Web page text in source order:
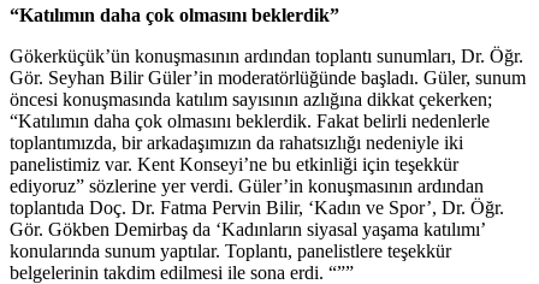
“Katılımın daha çok olmasını beklerdik”
Gökerküçük’ün konuşmasının ardından toplantı sunumları, Dr. Öğr.
Gör. Seyhan Bilir Güler’in moderatörlüğünde başladı. Güler, sunum
öncesi konuşmasında katılım sayısının azlığına dikkat çekerken;
“Katılımın daha çok olmasını beklerdik. Fakat belirli nedenlerle
toplantımızda, bir arkadaşımızın da rahatsızlığı nedeniyle iki
panelistimiz var. Kent Konseyi’ne bu etkinliği için teşekkür
ediyoruz” sözlerine yer verdi. Güler’in konuşmasının ardından
toplantıda Doç. Dr. Fatma Pervin Bilir, ‘Kadın ve Spor’, Dr. Öğr.
Gör. Gökben Demirbaş da ‘Kadınların siyasal yaşama katılımı’
konularında sunum yaptılar. Toplantı, panelistlere teşekkür
belgelerinin takdim edilmesi ile sona erdi. “””